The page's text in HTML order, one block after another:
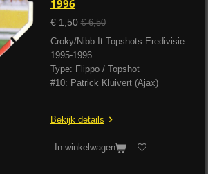
1996
€ 1,50 € 6,50
Croky/Nibb-It Topshots Eredivisie
1995-1996
Type: Flippo / Topshot
#10: Patrick Kluivert (Ajax)
Bekijk details
In winkelwagen